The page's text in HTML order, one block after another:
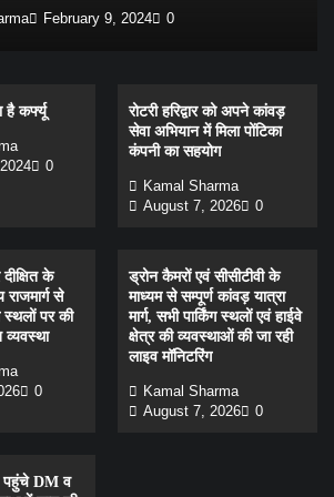
February 9, 2024 0
कर्फ्यू
0
रोटरी हरिद्वार को अपने कांवड़
सेवा अभियान में मिला पोंटिका
कंपनी का सहयोग
Kamal Sharma
August 7, 2026
0
के
राजमार्ग से
स्थलों पर की
व्यवस्था
0
ड्रोन कैमरों एवं सीसीटीवी के
माध्यम से सम्पूर्ण कांवड़ यात्रा
मार्ग, सभी पार्किंग स्थलों एवं हाईवे
क्षेत्र की व्यवस्थाओं की जा रही
लाइव मॉनिटरिंग
Kamal Sharma
August 7, 2026
0
पहुंचे DM व